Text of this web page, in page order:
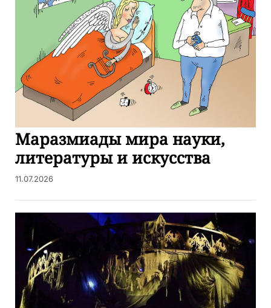
Маразмиады мира науки,
литературы и искусства
11.07.2026